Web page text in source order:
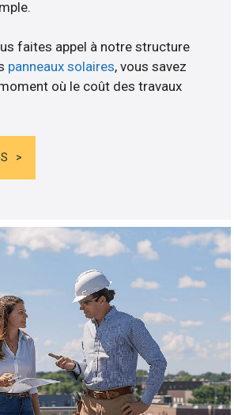
faites appel à notre structure
panneaux solaires, vous savez
où le coût des travaux